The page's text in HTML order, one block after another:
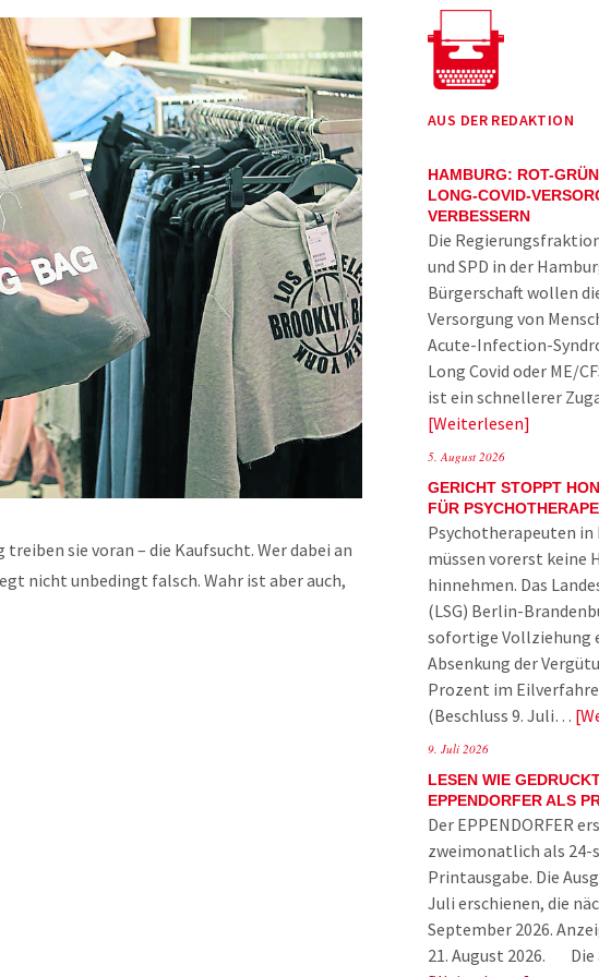
sie voran – die Kaufsucht. Wer dabei an
nicht unbedingt falsch. Wahr ist aber auch,
AUS DER REDAKTION
HAMBURG: ROT-
LONG-COVID-
VERBESSERN
Die
und SPD in der
Bürgerschaft wollen
Versorgung von
Acute-Infection-
Long Covid oder ME/
ist ein schnellerer
Weiterlesen
5. August 2026
GERICHT STOPPT
FÜR
Psychotherapeuten in
müssen vorerst keine
hinnehmen. Das
(LSG) Berlin-
sofortige Vollziehung
Absenkung der
Prozent im
(Beschluss 9. Juli…
9. Juli 2026
LESEN WIE
EPPENDORFER ALS
Der EPPENDORFER
zweimonatlich als 24-
Printausgabe. Die
Juli erschienen, die
September 2026.
21. August 2026.